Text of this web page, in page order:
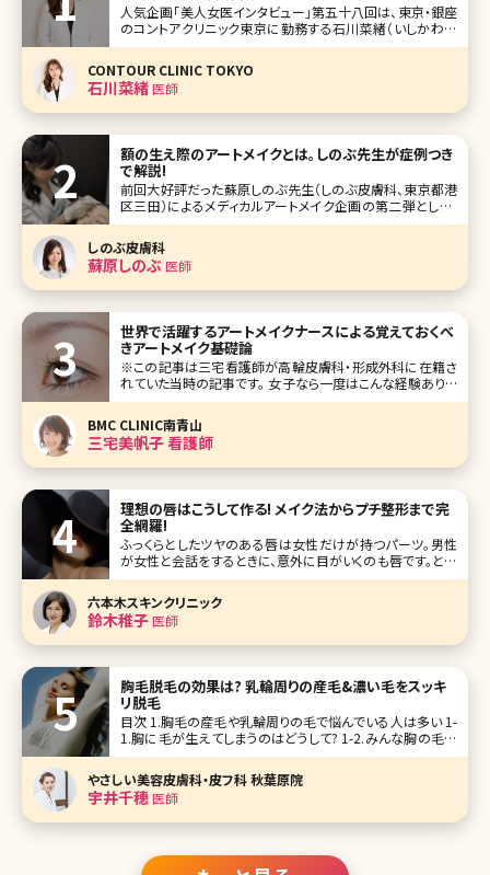
人気企画「美人女医インタビュー」第五十八回は、東京・銀座
のコントアクリニック東京に勤務する石川菜緒（いしかわな
お）先生です。 輪郭の骨切りで多くの患者さんに知られてい
リニックで美容外科から美容皮膚科・たるみ治療まで幅広い
メニューを提供し
CONTOUR CLINIC TOKYO
石川菜緒医師
額の生え際のアートメイクとは。しのぶ先生が症例つき
で解説!
前回大好評だった蘇原しのぶ先生（しのぶ皮膚科、東京都港
区三田）によるメディカルアートメイク企画の第二弾として、
今回は額の生え際のアートメイクについて解説してもらいま
した。 小顔になりたい、最近額が広くなった気がする、髪の毛
が瘦せ細り、生え際の薄毛が気になってきた方など必見の内
容です! 大きく印象
しのぶ皮膚科
蘇原しのぶ医師
世界で活躍するアートメイクナースによる覚えておくべ
きアートメイク基礎論
※この記事は三宅看護師が高輪皮膚科・形成外科に在籍さ
れていた当時の記事です。 女子なら一度はこんな経験ありま
せんか? 眉の形が決まらない、左右の形が揃わない。直して
いるうちにドンドン濃くなり、やがて学校や会社に遅れそうに
なる。休日の急な来客。ノーメイクでコンビニへ、そんな時に
限って人に会う。
BMC CLINIC南青山
三宅美帆子 看護師
理想の唇はこうして作る! メイク法からプチ整形まで完
全網羅!
ふっくらとしたツヤのある唇は女性だけが持つパーツ。男性
が女性と会話をするときに、意外に目がいくのも唇です。とは
いえ、自分の唇にコンプレックスがある、気に入らない……と
いう方も多いのでは?ここで理想の唇の持ち主として人気の
ある芸能人の例をあげながら、理想の唇に近づくためのメイ
クやプチ整形術について詳
六本木スキンクリニック
鈴木稚子医師
胸毛脱毛の効果は? 乳輪周りの産毛&濃い毛をスッキ
リ脱毛
目次 1.胸毛の産毛や乳輪周りの毛で悩んでいる人は多い 1-
1.胸に毛が生えてしまうのはどうして? 1-2.みんな胸の毛は
どう処理してる? 1-2-1.除毛クリーム 1-2-2.脱毛テープ 1-2-
3.カミソリ 1-2-4.毛抜き 1-3.自己処理はリスクが高い 1-4.ト
ラブ
やさしい美容皮膚科・皮フ科 秋葉原院
宇井千穂医師